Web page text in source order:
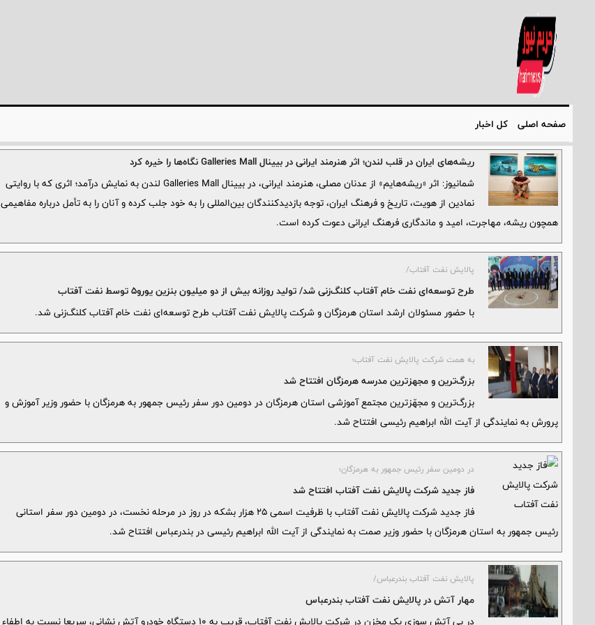
صفحه اصلی کل اخبار
ریشه‌های ایران در قلب لندن؛ اثر هنرمند ایرانی در بیینال Galleries Mall نگاه‌ها را خیره کرد
شمانیوز: اثر «ریشه‌هایم» از عدنان مصلی، هنرمند ایرانی، در بیینال Galleries Mall لندن به نمایش درآمد؛ اثری که با روایتی
نمادین از هویت، تاریخ و فرهنگ ایران، توجه بازدیدکنندگان بین‌المللی را به خود جلب کرده و آنان را به تأمل درباره مفاهیمی
همچون ریشه، مهاجرت، امید و ماندگاری فرهنگ ایرانی دعوت کرده است.
پالایش نفت آفتاب/
طرح توسعه‌ای نفت خام آفتاب کلنگ‌زنی شد/ تولید روزانه بیش از دو میلیون بنزین یورو۵ توسط نفت آفتاب
با حضور مسئولان ارشد استان هرمزگان و شرکت پالایش نفت آفتاب طرح توسعه‌ای نفت خام آفتاب کلنگ‌زنی شد.
به همت شرکت پالایش نفت آفتاب؛
بزرگ‌ترین و مجهزترین مدرسه هرمزگان افتتاح شد
بزرگ‌ترین و مجهّزترین مجتمع آموزشی استان هرمزگان در دومین دور سفر رئیس جمهور به هرمزگان با حضور وزیر آموزش و
پرورش به نمایندگی از آیت الله ابراهیم رئیسی افتتاح شد.
در دومین سفر رئیس جمهور به هرمزگان؛
فاز جدید شرکت پالایش نفت آفتاب افتتاح شد
فاز جدید شرکت پالایش نفت آفتاب با ظرفیت اسمی ۲۵ هزار بشکه در روز در مرحله نخست، در دومین دور سفر استانی
رئیس جمهور به استان هرمزگان با حضور وزیر صمت به نمایندگی از آیت الله ابراهیم رئیسی در بندرعباس افتتاح شد.
پالایش نفت آفتاب بندرعباس/
مهار آتش در پالایش نفت آفتاب بندرعباس
در پی آتش سوزی یک مخزن در شرکت پالایش نفت آفتاب، قریب به ۱۰ دستگاه خودرو آتش نشانی، سریعا نسبت به اطفاء